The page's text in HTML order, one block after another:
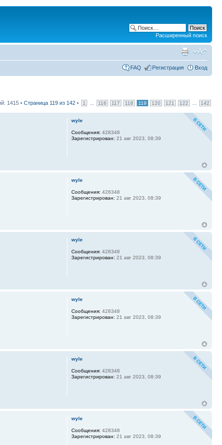
Расширенный поиск
FAQ Регистрация Вход
1415 • Страница 119 из 142 • 1 116 117 118 119 120 121 122 142
wyle
Сообщения: 428348
Зарегистрирован: 21 авг 2023, 08:39
wyle
Сообщения: 428348
Зарегистрирован: 21 авг 2023, 08:39
wyle
Сообщения: 428348
Зарегистрирован: 21 авг 2023, 08:39
wyle
Сообщения: 428348
Зарегистрирован: 21 авг 2023, 08:39
wyle
Сообщения: 428348
Зарегистрирован: 21 авг 2023, 08:39
wyle
Сообщения: 428348
Зарегистрирован: 21 авг 2023, 08:39